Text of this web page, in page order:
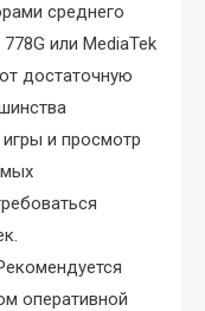
среднего
или MediaTek
достаточную
и просмотр
оперативной